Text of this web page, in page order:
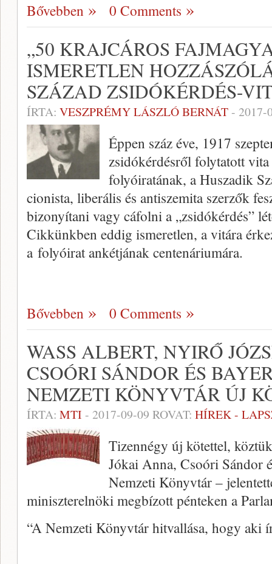
Bővebben 0 Comments
„50 KRAJCÁROS
ISMERETLEN
SZÁZAD ZSIDÓKÉRDÉS-
ÍRTA: VESZPRÉMY LÁSZLÓ BERNÁT- 2017-
Éppen száz éve, 1917
zsidókérdésről folytatott
folyóiratának, a Huszadik
cionista, liberális és antiszemita szerzők
bizonyítani vagy cáfolni a „zsidókérdés”
Cikkünkben eddig ismeretlen, a vitára
a folyóirat ankétjának centenáriumára.
Bővebben 0 Comments
WASS ALBERT, NYIRŐ
CSOÓRI SÁNDOR ÉS
NEMZETI KÖNYVTÁR ÚJ
ÍRTA: MTI - 2017-09-09 ROVAT: HÍREK -
Tizennégy új kötettel,
Jókai Anna, Csoóri Sándor
Nemzeti Könyvtár –
miniszterelnöki megbízott pénteken a
“A Nemzeti Könyvtár hitvallása, hogy aki